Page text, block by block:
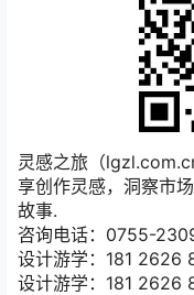
灵感之旅（
享创作灵感，洞察市
故事.
咨询电话：0755-
设计游学：181 2626
设计游学：181 2626